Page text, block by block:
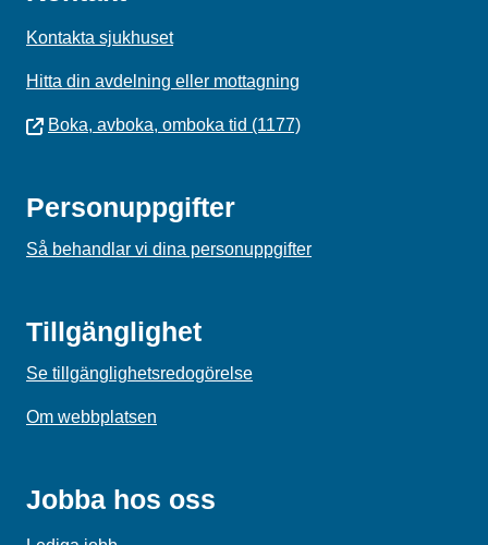
Kontakta sjukhuset
Hitta din avdelning eller mottagning
Boka, avboka, omboka tid (1177)
Personuppgifter
Så behandlar vi dina personuppgifter
Tillgänglighet
Se tillgänglighetsredogörelse
Om webbplatsen
Jobba hos oss